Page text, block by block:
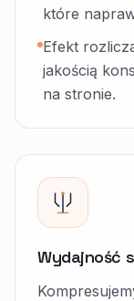
które
Efekt
jakością
na stronie.
Wydajność